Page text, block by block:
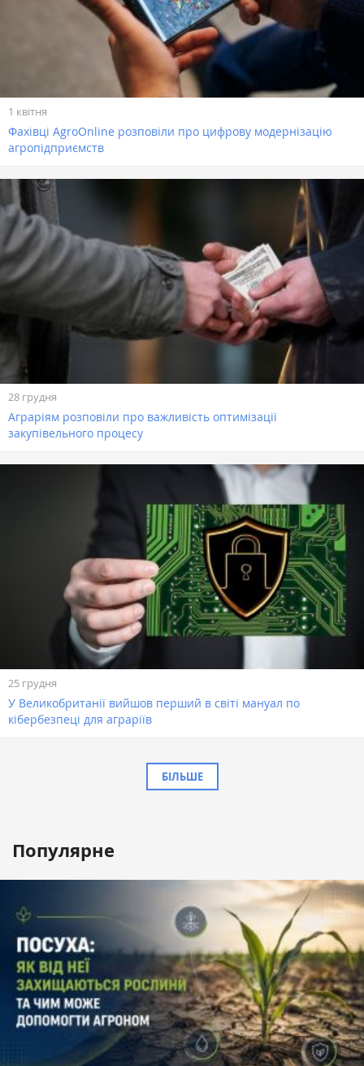
1 квітня
Фахівці AgroOnline розповіли про цифрову модернізацію
агропідприємств
28 грудня
Аграріям розповіли про важливість оптимізації
закупівельного процесу
25 грудня
У Великобританії вийшов перший в світі мануал по
кібербезпеці для аграріїв
БІЛЬШЕ
Популярне